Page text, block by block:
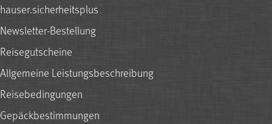
hauser.sicherheitsplus
Newsletter-Bestellung
Reisegutscheine
Allgemeine Leistungsbeschreibung
Reisebedingungen
Gepäckbestimmungen